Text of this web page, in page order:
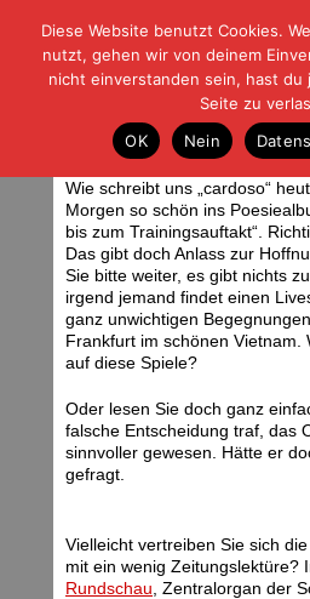
| | |BLOG-GFußball und
HOME|REGELN|IMPRESSUM
Sechsundfünfzig
Montag, 10.05.10 | 06:26 Uhr
Wie schreibt uns „cardoso“
Morgen so schön ins
bis zum Trainingsauftakt“.
Das gibt doch Anlass zur
Sie bitte weiter, es gibt nichts
irgend jemand findet einen
ganz unwichtigen
Frankfurt im schönen Vietnam.
auf diese Spiele?
Oder lesen Sie doch ganz
falsche Entscheidung traf, das
sinnvoller gewesen. Hätte er
gefragt.
Vielleicht vertreiben Sie sich
mit ein wenig Zeitungslektüre?
Rundschau , Zentralorgan der
Diese Website benutzt Cookies.
nutzt, gehen wir von deinem
nicht einverstanden sein, hast
Seite zu
OK
Nein